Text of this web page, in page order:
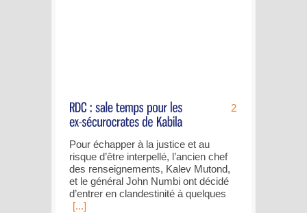
2
Pour échapper à la justice et au
risque d’être interpellé, l’ancien chef
des renseignements, Kalev Mutond,
et le général John Numbi ont décidé
d’entrer en clandestinité à quelques
[...]